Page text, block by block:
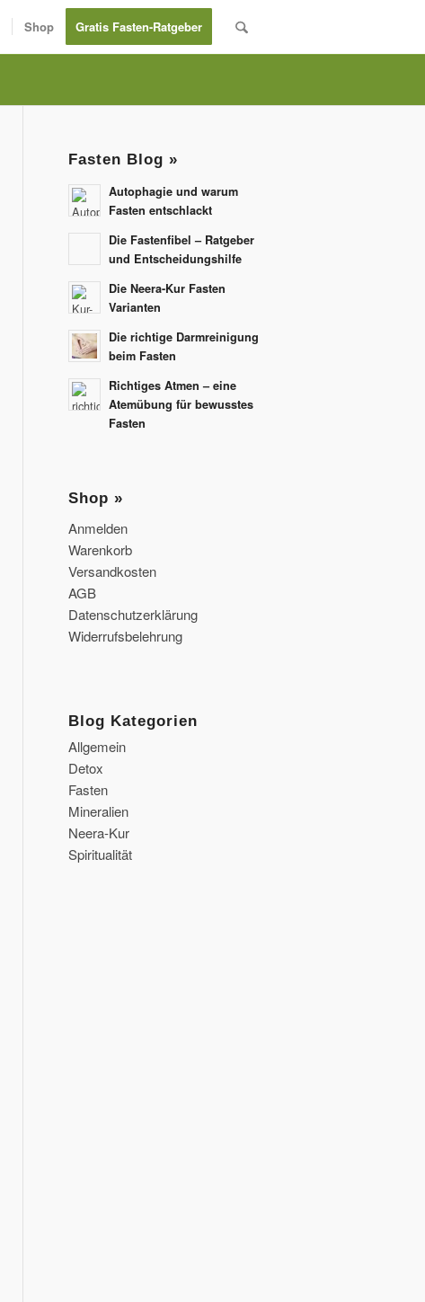
Shop Gratis Fasten-Ratgeber
Fasten Blog »
Autophagie und warum
Fasten entschlackt
Die Fastenfibel – Ratgeber
und Entscheidungshilfe
Die Neera-Kur Fasten
Varianten
Die richtige Darmreinigung
beim Fasten
Richtiges Atmen – eine
Atemübung für bewusstes
Fasten
Shop »
Anmelden
Warenkorb
Versandkosten
AGB
Datenschutzerklärung
Widerrufsbelehrung
Blog Kategorien
Allgemein
Detox
Fasten
Mineralien
Neera-Kur
Spiritualität